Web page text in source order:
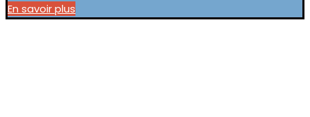
En savoir plus